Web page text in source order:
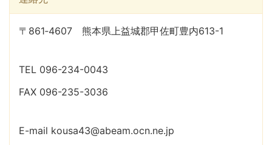
〒861‐4607 熊本県上益城郡甲佐町豊内613-1
TEL 096-234-0043
FAX 096-235-3036
E-mail kousa43@abeam.ocn.ne.jp